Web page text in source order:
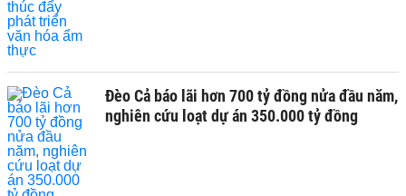
Đèo Cả báo lãi hơn 700 tỷ đồng nửa đầu năm,
nghiên cứu loạt dự án 350.000 tỷ đồng